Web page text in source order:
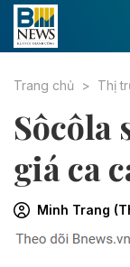
Trang chủ Thị
Sôcôla
giá ca
Minh Trang